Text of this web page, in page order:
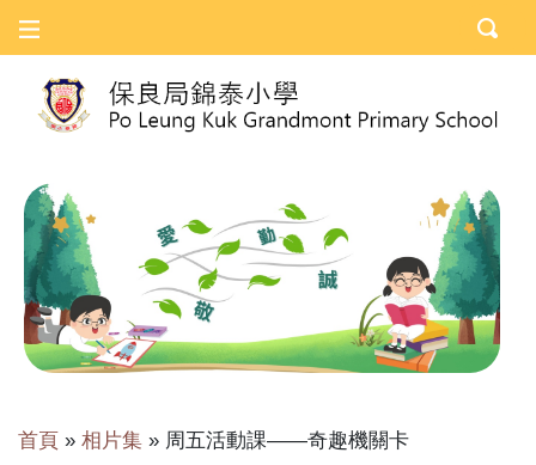
首頁 » 相片集 » 周五活動課——奇趣機關卡